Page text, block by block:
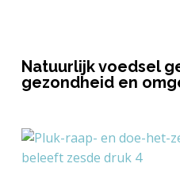
Natuurlijk voedsel
gezondheid en